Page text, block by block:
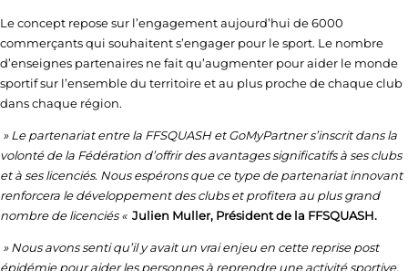
Le concept repose sur l’engagement aujourd’hui de 6000
commerçants qui souhaitent s’engager pour le sport. Le nombre
d’enseignes partenaires ne fait qu’augmenter pour aider le monde
sportif sur l’ensemble du territoire et au plus proche de chaque club
dans chaque région.
» Le partenariat entre la FFSQUASH et GoMyPartner s’inscrit dans la
volonté de la Fédération d’offrir des avantages significatifs à ses clubs
et à ses licenciés. Nous espérons que ce type de partenariat innovant
renforcera le développement des clubs et profitera au plus grand
nombre de licenciés « Julien Muller, Président de la FFSQUASH.
» Nous avons senti qu’il y avait un vrai enjeu en cette reprise post
épidémie pour aider les personnes à reprendre une activité sportive.